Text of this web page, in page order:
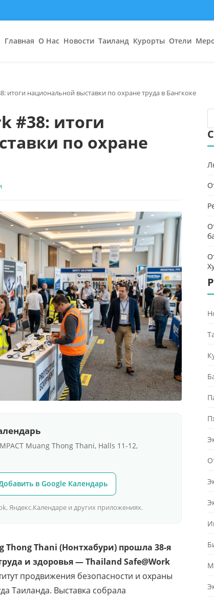
Главная О Нас Новости Таиланд Курорты Отели
итоги национальной выставки по охране труда в Бангкоке
#38: итоги
по охране
Muang Thong Thani, Halls 11-12,
в Google Календарь
Яндекс.Календаре и других приложениях.
Thong Thani (Нонтхабури) прошла 38-я
и здоровья — Thailand Safe@Work
продвижения безопасности и охраны
Таиланда. Выставка собрала